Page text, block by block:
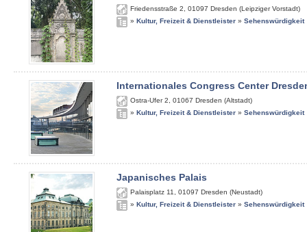
Friedensstraße 2 01097 Dresden (Leipziger Vorstadt)
» Kultur, Freizeit & Dienstleister » Sehenswürdigkeit
Internationales Congress Center
Ostra-Ufer 2 01067 Dresden (Altstadt)
» Kultur, Freizeit & Dienstleister » Sehenswürdigkeit
Japanisches Palais
Palaisplatz 11 01097 Dresden (Neustadt)
» Kultur, Freizeit & Dienstleister » Sehenswürdigkeit